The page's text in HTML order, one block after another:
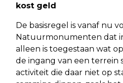
kost geld
De basisregel is vanaf nu
Natuurmonumenten dat
alleen is toegestaan wat
de ingang van een terrein
activiteit die daar niet op